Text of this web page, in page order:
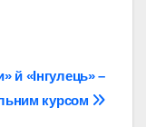
й «Інгулець» –
курсом